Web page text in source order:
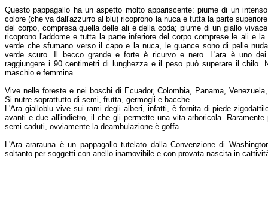
Questo pappagallo ha un aspetto molto appariscente: piume di un intenso
colore (che va dall'azzurro al blu) ricoprono la nuca e tutta la parte superiore
del corpo, compresa quella delle ali e della coda; piume di un giallo vivace
ricoprono l'addome e tutta la parte inferiore del corpo comprese le ali e
verde che sfumano verso il capo e la nuca, le guance sono di pelle
verde scuro. Il becco grande e forte è ricurvo e nero. L'ara è uno
raggiungere i 90 centimetri di lunghezza e il peso può superare il chilo.
maschio e femmina.
Vive nelle foreste e nei boschi di Ecuador, Colombia, Panama,
Si nutre soprattutto di semi, frutta, germogli e bacche.
L'Ara gialloblu vive sui rami degli alberi, infatti, è fornita di piede
avanti e due all'indietro, il che gli permette una vita arboricola.
semi caduti, ovviamente la deambulazione è goffa.
L'Ara ararauna è un pappagallo tutelato dalla Convenzione di
soltanto per soggetti con anello inamovibile e con provata nascita in